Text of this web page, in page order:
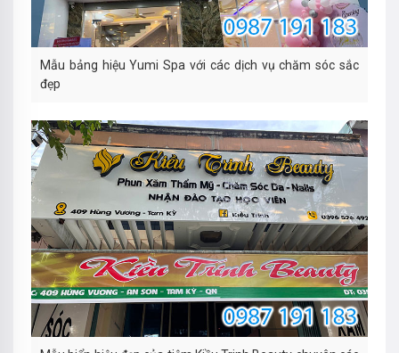
Mẫu bảng hiệu Yumi Spa với các dịch vụ chăm sóc sắc
đẹp